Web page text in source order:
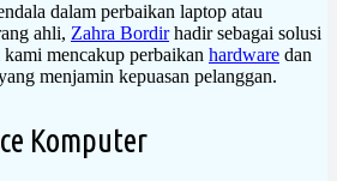
dalam perbaikan laptop atau
ahli, Zahra Bordirhadir sebagai solusi
mencakup perbaikan hardware dan
menjamin kepuasan pelanggan.
Komputer